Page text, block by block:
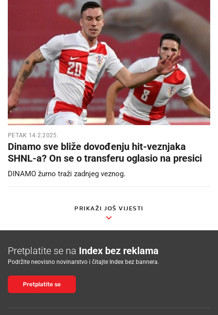
PETAK 14.2.2025.
Dinamo sve bliže dovođenju hit-veznjaka
SHNL-a? On se o transferu oglasio na presici
DINAMO žurno traži zadnjeg veznog.
PRIKAŽI JOŠ VIJESTI
Pretplatite se na Index bez reklama
Podržite neovisno novinarstvo i čitajte Index bez bannera.
Pretplatite se